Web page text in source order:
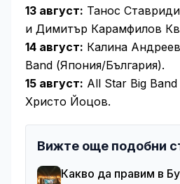
13 август: Танос
и Димитър Карамфилов
14 август: Калина
Band (Япония/България).
15 август: All Star Big
Христо Йоцов.
Вижте още подобни
Какво да правим в